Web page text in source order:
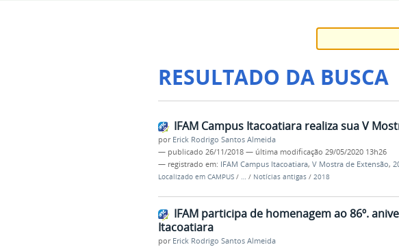
RESULTADO DA BUSCA
IFAM Campus Itacoatiara realiza sua V
por Erick Rodrigo Santos Almeida
— publicado 26/11/2018 — última modificação 29/05/2020 13h26
— registrado em: IFAM Campus Itacoatiara, V Mostra de Extensão,
Localizado em CAMPUS / … / Notícias antigas / 2018
IFAM participa de homenagem ao 86º.
Itacoatiara
por Erick Rodrigo Santos Almeida